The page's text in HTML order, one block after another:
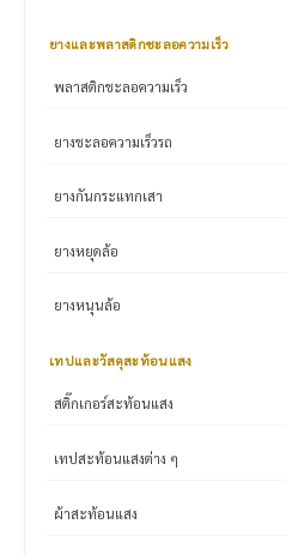
ยางและพลาสติกชะลอความเร็ว
พลาสติกชะลอความเร็ว
ยางชะลอความเร็วรถ
ยางกันกระแทกเสา
ยางหยุดล้อ
ยางหนุนล้อ
เทปและวัสดุสะท้อนแสง
สติ๊กเกอร์สะท้อนแสง
เทปสะท้อนแสงต่าง ๆ
ผ้าสะท้อนแสง